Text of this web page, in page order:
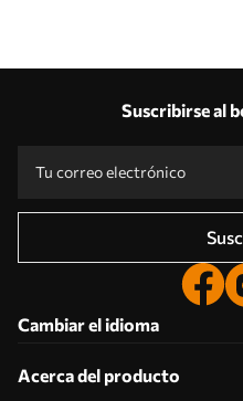
Suscribirse al
Cambiar el idioma
Acerca del producto